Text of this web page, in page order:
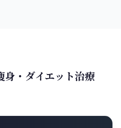
・ダイエット治療